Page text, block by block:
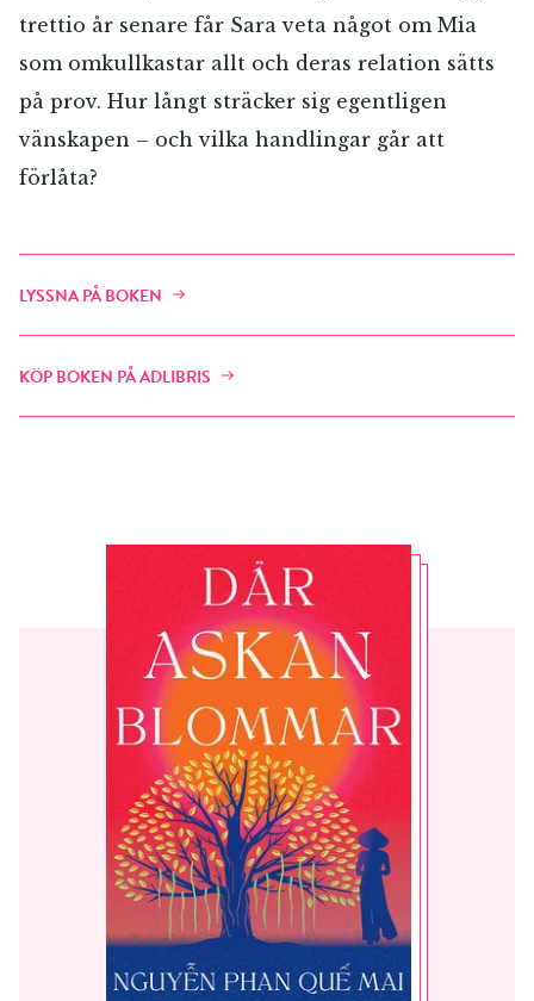
trettio år senare får Sara veta något om Mia
som omkullkastar allt och deras relation sätts
på prov. Hur långt sträcker sig egentligen
vänskapen – och vilka handlingar går att
förlåta?
LYSSNA PÅ BOKEN
KÖP BOKEN PÅ ADLIBRIS